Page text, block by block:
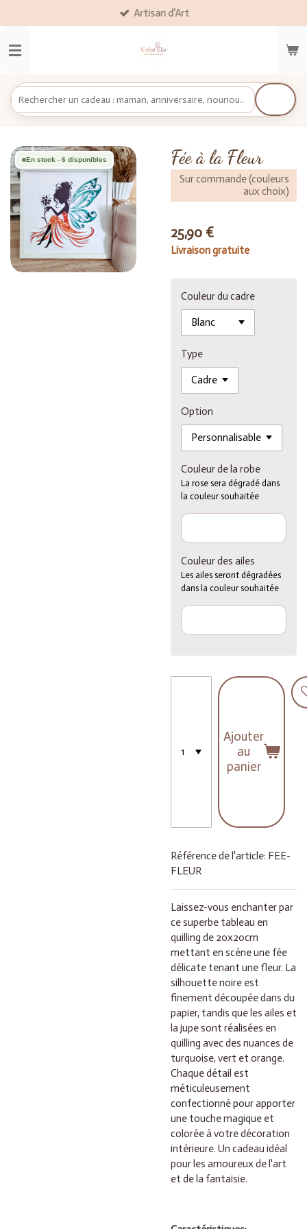
au
contenu
principal
Artisan d'Art
Fée à la Fleur
Sur commande (couleurs
aux choix)
En stock - 6 disponibles
25,90 €
Livraison gratuite
Couleur du cadre
Type
Option
Couleur de la robe
La rose sera dégradé dans
la couleur souhaitée
Couleur des ailes
Les ailes seront dégradées
dans la couleur souhaitée
Ajouter
au
panier
Référence de l'article: FEE-
FLEUR
Laissez-vous enchanter par
ce superbe tableau en
quilling de 20x20cm
mettant en scène une fée
délicate tenant une fleur. La
silhouette noire est
finement découpée dans du
papier, tandis que les ailes et
la jupe sont réalisées en
quilling avec des nuances de
turquoise, vert et orange.
Chaque détail est
méticuleusement
confectionné pour apporter
une touche magique et
colorée à votre décoration
intérieure. Un cadeau idéal
pour les amoureux de l'art
et de la fantaisie.